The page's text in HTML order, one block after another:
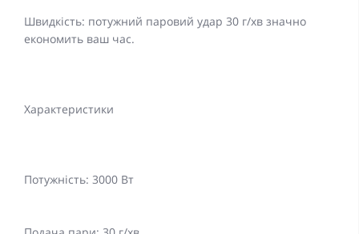
Швидкість: потужний паровий удар 30 г/хв значно
економить ваш час.
Характеристики
Потужність: 3000 Вт